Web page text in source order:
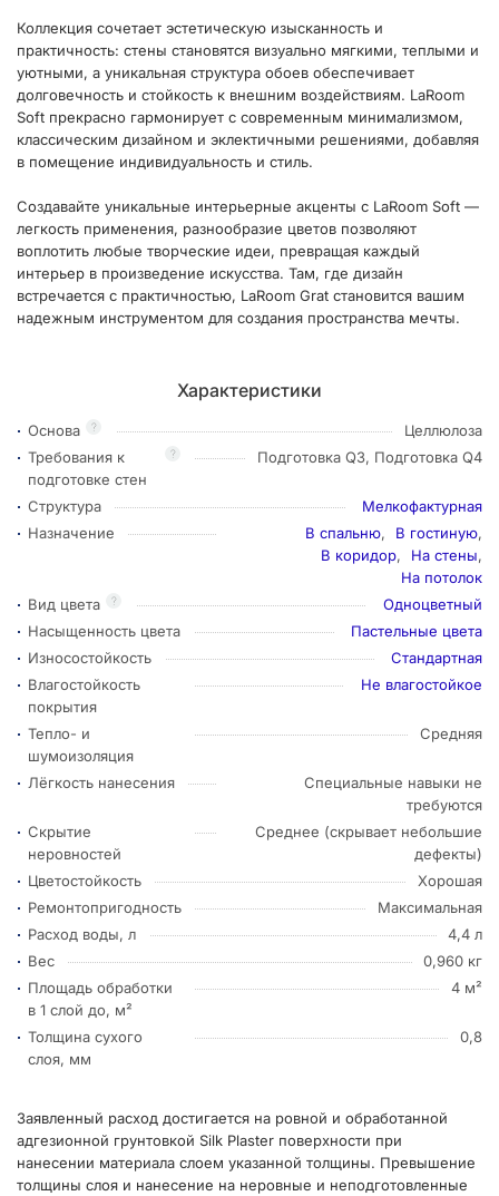
Коллекция сочетает эстетическую изысканность и
практичность: стены становятся визуально мягкими, теплыми и
уютными, а уникальная структура обоев обеспечивает
долговечность и стойкость к внешним воздействиям. LaRoom
Soft прекрасно гармонирует с современным минимализмом,
классическим дизайном и эклектичными решениями, добавляя
в помещение индивидуальность и стиль.
Создавайте уникальные интерьерные акценты с LaRoom Soft —
легкость применения, разнообразие цветов позволяют
воплотить любые творческие идеи, превращая каждый
интерьер в произведение искусства. Там, где дизайн
встречается с практичностью, LaRoom Grat становится вашим
надежным инструментом для создания пространства мечты.
Характеристики
?
Основа Целлюлоза
?
Требования к
подготовке стен
Подготовка Q3, Подготовка Q4
Структура
Мелкофактурная
Назначение
В спальню, В гостиную,
В коридор, На стены,
На потолок
?
Вид цвета
Одноцветный
Насыщенность цвета
Пастельные цвета
Износостойкость
Стандартная
Влагостойкость
покрытия
Не влагостойкое
Тепло- и
шумоизоляция
Средняя
Лёгкость нанесения
Специальные навыки не
требуются
Скрытие
неровностей
Среднее (скрывает небольшие
дефекты)
Цветостойкость
Хорошая
Ремонтопригодность
Максимальная
Расход воды, л
4,4 л
Вес
0,960 кг
Площадь обработки
в 1 слой до, м²
4 м²
Толщина сухого
слоя, мм
0,8
Заявленный расход достигается на ровной и обработанной
адгезионной грунтовкой Silk Plaster поверхности при
нанесении материала слоем указанной толщины. Превышение
толщины слоя и нанесение на неровные и неподготовленные